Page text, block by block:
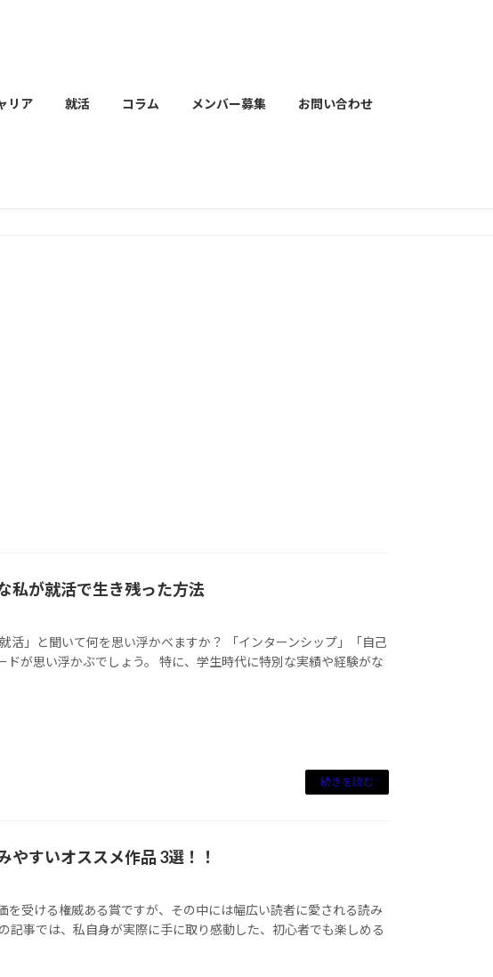
リア 就活 コラム メンバー募集 お問い合わせ
私が就活で生き残った方法
活」と聞いて何を思い浮かべますか？ 「インターンシップ」「自己
が思い浮かぶでしょう。 特に、学生時代に特別な実績や経験がな
続きを読む
すいオススメ作品 3選！！
を受ける権威ある賞ですが、その中には幅広い読者に愛される読み
記事では、私自身が実際に手に取り感動した、初心者でも楽しめる